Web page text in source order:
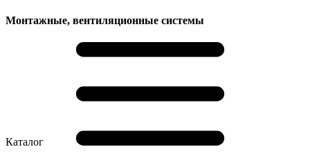
Монтажные, вентиляционные системы
Каталог